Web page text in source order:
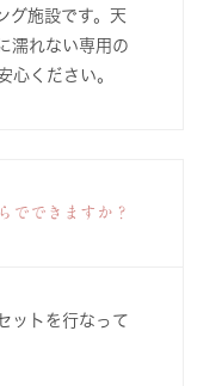
グ施設です。天
濡れない専用の
心ください。
でできますか？
ットを行なって